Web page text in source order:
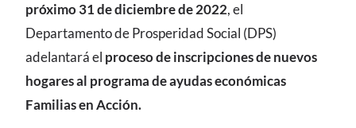
próximo 31 de diciembre de 2022, el
Departamento de Prosperidad Social (DPS)
adelantará el proceso de inscripciones de nuevos
hogares al programa de ayudas económicas
Familias en Acción.